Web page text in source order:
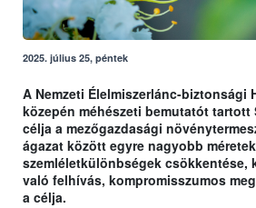
2025. július 25, péntek
A Nemzeti Élelmiszerlánc-biztonsági
közepén méhészeti bemutatót tartott
célja a mezőgazdasági
ágazat között egyre nagyobb
szemléletkülönbségek csökkentése,
való felhívás, kompromisszumos
a célja.